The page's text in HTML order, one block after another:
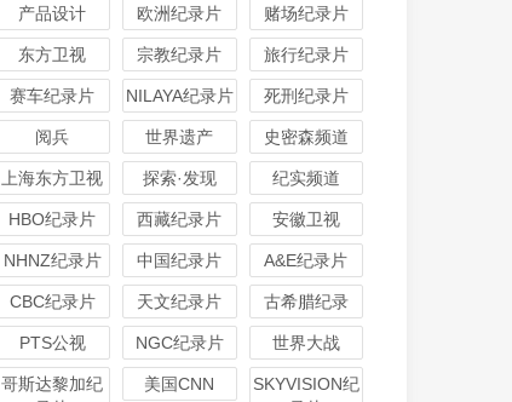
产品设计 欧洲纪录片 赌场纪录片
东方卫视 宗教纪录片 旅行纪录片
赛车纪录片 NILAYA纪录片 死刑纪录片
阅兵 世界遗产 史密森频道
上海东方卫视 探索·发现 纪实频道
HBO纪录片 西藏纪录片 安徽卫视
NHNZ纪录片 中国纪录片 A&E纪录片
CBC纪录片 天文纪录片 古希腊纪录
PTS公视 NGC纪录片 世界大战
哥斯达黎加纪
美国CNN
SKYVISION纪